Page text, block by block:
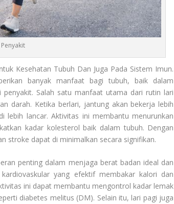
Kesehatan Tubuh Dan Juga Pada Sistem Imun.
banyak manfaat bagi tubuh, baik dalam
Salah satu manfaat utama dari rutin lari
darah. Ketika berlari, jantung akan bekerja lebih
lebih lancar. Aktivitas ini membantu menurunkan
kadar kolesterol baik dalam tubuh. Dengan
stroke dapat di minimalkan secara signifikan.
penting dalam menjaga berat badan ideal dan
yang efektif membakar kalori dan
ini dapat membantu mengontrol kadar lemak
diabetes melitus (DM). Selain itu, lari pagi juga